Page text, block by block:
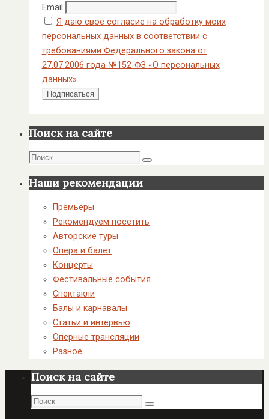
Email
Я даю своё согласие на обработку моих
персональных данных в соответствии с
требованиями Федерального закона от
27.07.2006 года №152-ФЗ «О персональных
данных»
Поиск на сайте
Поиск
Поиск
Наши рекомендации
Премьеры
Рекомендуем посетить
Авторские туры
Опера и балет
Концерты
Фестивальные события
Спектакли
Балы и карнавалы
Статьи и интервью
Оперные трансляции
Разное
Поиск на сайте
Поиск
Поиск